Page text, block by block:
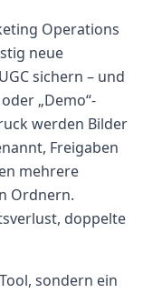
Operations
neue
sichern – und
„Demo“-
werden Bilder
Freigaben
mehrere
Ordnern.
doppelte
sondern ein